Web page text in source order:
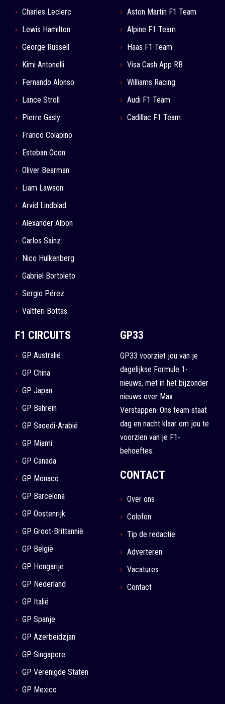
Charles Leclerc
Lewis Hamilton
George Russell
Kimi Antonelli
Fernando Alonso
Lance Stroll
Pierre Gasly
Franco Colapino
Esteban Ocon
Oliver Bearman
Liam Lawson
Arvid Lindblad
Alexander Albon
Carlos Sainz
Nico Hulkenberg
Gabriel Bortoleto
Sergio Pérez
Valtteri Bottas
Aston Martin F1 Team
Alpine F1 Team
Haas F1 Team
Visa Cash App RB
Williams Racing
Audi F1 Team
Cadillac F1 Team
F1 CIRCUITS
GP Australië
GP China
GP Japan
GP Bahrein
GP Saoedi-Arabië
GP Miami
GP Canada
GP Monaco
GP Barcelona
GP Oostenrijk
GP Groot-Brittannië
GP België
GP Hongarije
GP Nederland
GP Italië
GP Spanje
GP Azerbeidzjan
GP Singapore
GP Verenigde Staten
GP Mexico
GP33
GP33 voorziet jou van je
dagelijkse Formule 1-
nieuws, met in het bijzonder
nieuws over Max
Verstappen. Ons team staat
dag en nacht klaar om jou te
voorzien van je F1-
behoeftes.
CONTACT
Over ons
Colofon
Tip de redactie
Adverteren
Vacatures
Contact